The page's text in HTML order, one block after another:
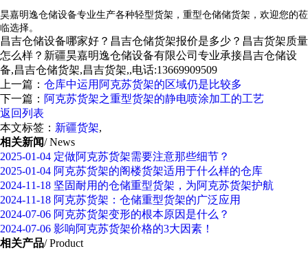
昊嘉明逸仓储设备专业生产各种轻型货架，重型仓储储货架，欢迎您的莅
临选择。
昌吉仓储设备哪家好？昌吉仓储货架报价是多少？昌吉货架质量
怎么样？新疆昊嘉明逸仓储设备有限公司专业承接昌吉仓储设
备,昌吉仓储货架,昌吉货架,,电话:13669909509
上一篇： 仓库中运用阿克苏货架的区域仍是比较多
下一篇： 阿克苏货架之重型货架的静电喷涂加工的工艺
返回列表
本文标签： 新疆货架,
相关新闻/ News
2025-01-04 定做阿克苏货架需要注意那些细节？
2025-01-04 阿克苏货架的阁楼货架适用于什么样的仓库
2024-11-18 坚固耐用的仓储重型货架，为阿克苏货架护航
2024-11-18 阿克苏货架：仓储重型货架的广泛应用
2024-07-06 阿克苏货架变形的根本原因是什么？
2024-07-06 影响阿克苏货架价格的3大因素！
相关产品/ Product